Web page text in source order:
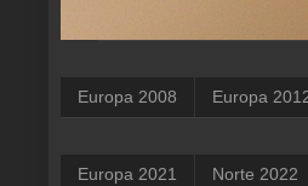
Europa 2008 Europa
Europa 2021 Norte 2022